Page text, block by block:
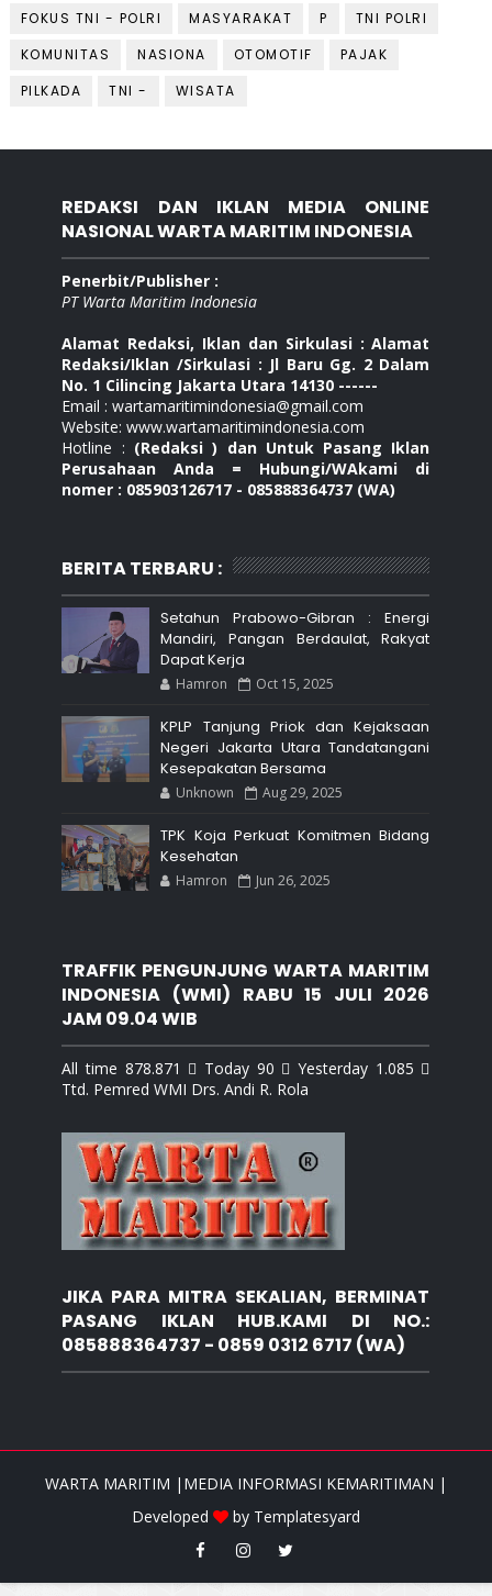
FOKUS TNI - POLRI
MASYARAKAT P
TNI POLRI
KOMUNITAS
NASIONA OTOMOTIF
PAJAK
PILKADA
TNI - WISATA
REDAKSI DAN IKLAN MEDIA ONLINE
NASIONAL WARTA MARITIM INDONESIA
Penerbit/Publisher :
PT Warta Maritim Indonesia
Alamat Redaksi, Iklan dan Sirkulasi : Alamat
Redaksi/Iklan /Sirkulasi : Jl Baru Gg. 2 Dalam
No. 1 Cilincing Jakarta Utara 14130 ------
Email : wartamaritimindonesia@gmail.com
Website: www.wartamaritimindonesia.com
Hotline : (Redaksi ) dan Untuk Pasang Iklan
Perusahaan Anda = Hubungi/WAkami di
nomer : 085903126717 - 085888364737 (WA)
BERITA TERBARU :
Setahun Prabowo-Gibran : Energi
Mandiri, Pangan Berdaulat, Rakyat
Dapat Kerja
Hamron Oct 15, 2025
KPLP Tanjung Priok dan Kejaksaan
Negeri Jakarta Utara Tandatangani
Kesepakatan Bersama
Unknown Aug 29, 2025
TPK Koja Perkuat Komitmen Bidang
Kesehatan
Hamron Jun 26, 2025
TRAFFIK PENGUNJUNG WARTA MARITIM
INDONESIA (WMI) RABU 15 JULI 2026
JAM 09.04 WIB
All time 878.871  Today 90  Yesterday 1.085 
Ttd. Pemred WMI Drs. Andi R. Rola
JIKA PARA MITRA SEKALIAN, BERMINAT
PASANG IKLAN HUB.KAMI DI NO.:
085888364737 - 0859 0312 6717 (WA)
WARTA MARITIM |MEDIA INFORMASI KEMARITIMAN |
Developed
by Templatesyard